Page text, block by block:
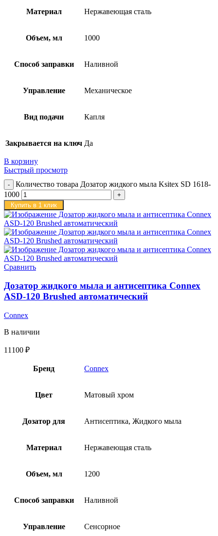
Материал Нержавеющая сталь
Объем, мл 1000
Способ заправки Наливной
Управление Механическое
Вид подачи Капля
Закрывается на ключ Да
В корзину
Быстрый просмотр
Количество товара Дозатор жидкого мыла Ksitex SD 1618-
1000
Купить в 1 клик
Сравнить
Дозатор жидкого мыла и антисептика Connex
ASD-120 Brushed автоматический
Connex
В наличии
11100 ₽
Бренд Connex
Цвет Матовый хром
Дозатор для Антисептика, Жидкого мыла
Материал Нержавеющая сталь
Объем, мл 1200
Способ заправки Наливной
Управление Сенсорное